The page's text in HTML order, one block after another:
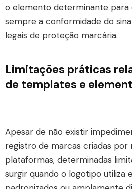
o elemento determinante para
sempre a conformidade do
legais de proteção marcária.
Limitações práticas
de templates e
Apesar de não existir
registro de marcas criadas por
plataformas, determinadas
surgir quando o logotipo utiliza